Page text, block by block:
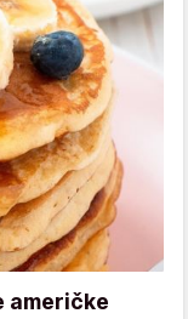
američke